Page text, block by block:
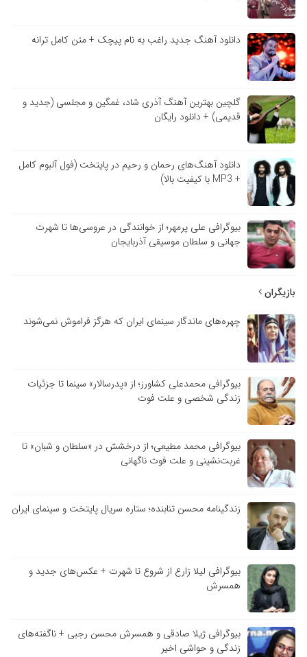
دانلود آهنگ جدید راغب به نام پیچک + متن کامل ترانه
گلچین بهترین آهنگ آذری شاد، غمگین و مجلسی (جدید و
قدیمی) + دانلود رایگان
دانلود آهنگ‌های رحمان و رحیم در پایتخت (فول آلبوم کامل
+ MP3 با کیفیت بالا)
بیوگرافی علی پرمهر؛ از خوانندگی در عروسی‌ها تا شهرت
جهانی و سلطان موسیقی آذربایجان
بازیگران
چهره‌های ماندگار سینمای ایران که هرگز فراموش نمی‌شوند
بیوگرافی محمدعلی کشاورز؛ از «پدرسالار» سینما تا جزئیات
زندگی شخصی و علت فوت
بیوگرافی محمد مطیعی؛ از درخشش در «سلطان و شبان» تا
غربت‌نشینی و علت فوت ناگهانی
زندگینامه محسن تنابنده؛ ستاره سریال پایتخت و سینمای ایران
بیوگرافی لیلا زارع از شروع تا شهرت + عکس‌های جدید و
همسرش
بیوگرافی ژیلا صادقی و همسرش محسن رجبی + ناگفته‌های
زندگی و حواشی اخیر